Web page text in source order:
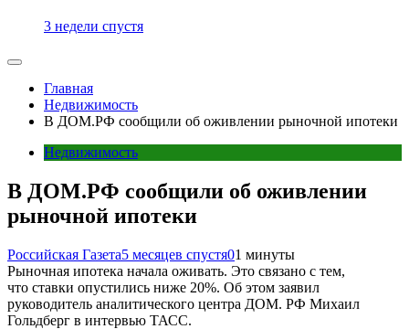
3 недели спустя
Главная
Недвижимость
В ДОМ.РФ сообщили об оживлении рыночной ипотеки
Недвижимость
В ДОМ.РФ сообщили об оживлении
рыночной ипотеки
Российская Газета5 месяцев спустя01 минуты
Рыночная ипотека начала оживать. Это связано с тем,
что ставки опустились ниже 20%. Об этом заявил
руководитель аналитического центра ДОМ. РФ Михаил
Гольдберг в интервью ТАСС.